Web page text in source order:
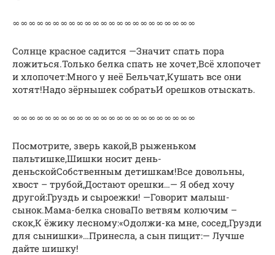
∞∞∞∞∞∞∞∞∞∞∞∞∞∞∞∞∞∞∞∞∞∞∞
Солнце красное садится —Значит спать пора
ложиться.Только белка спать не хочет,Всё хлопочет
и хлопочет:Много у неё Бельчат,Кушать все они
хотят!Надо зёрнышек собратьИ орешков отыскать.
∞∞∞∞∞∞∞∞∞∞∞∞∞∞∞∞∞∞∞∞∞∞∞
Посмотрите, зверь какой,В рыженьком
пальтишке,Шишки носит день-
деньскойСобственным детишкам!Все довольны,
хвост – трубой,Достают орешки…— Я обед хочу
другой:Груздь и сыроежки! —Говорит малыш-
сынок.Мама-белка сноваПо ветвям колючим –
скок,К ёжику лесному:«Одолжи-ка мне, сосед,Грузди
для сынишки»…Принесла, а сын пищит:— Лучше
дайте шишку!